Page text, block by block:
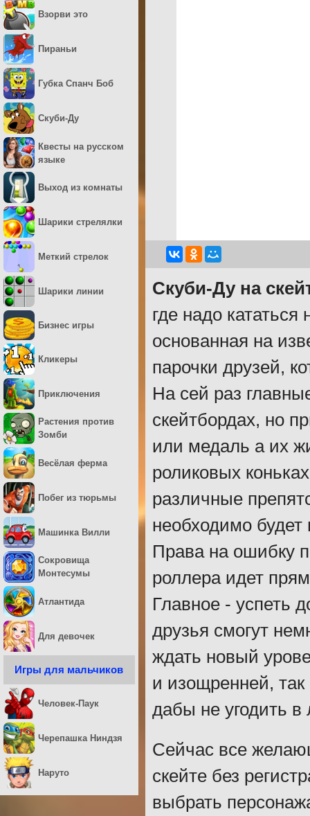
Скуби-Ду на
где надо
основанная на
парочки друзей,
На сей раз
скейтбордах, но
или медаль а их
роликовых
различные
необходимо
Права на ошибку
роллера идет
Главное - успеть
друзья смогут
ждать новый
и изощренней,
дабы не угодить в
Сейчас все
скейте без
выбрать
Взорви это
Пираньи
Губка Спанч Боб
Скуби-Ду
Квесты на русском
языке
Выход из комнаты
Шарики стрелялки
Меткий стрелок
Шарики линии
Бизнес игры
Кликеры
Приключения
Растения против
Зомби
Весёлая ферма
Побег из тюрьмы
Машинка Вилли
Сокровища
Монтесумы
Атлантида
Для девочек
Игры для мальчиков
Человек-Паук
Черепашка Ниндзя
Наруто